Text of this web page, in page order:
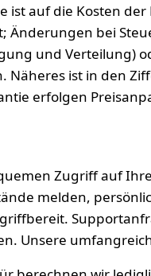
auf die Kosten
bei
und Verteilung)
ist in den
erfolgen
Zugriff auf
melden,
Unsere